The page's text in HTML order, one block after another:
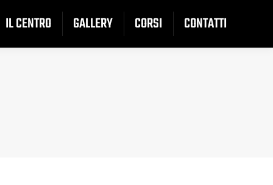
IL CENTRO GALLERY CORSI CONTATTI
CONTATTI